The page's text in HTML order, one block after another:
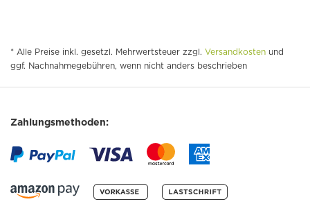
* Alle Preise inkl. gesetzl. Mehrwertsteuer zzgl. Versandkosten und
ggf. Nachnahmegebühren, wenn nicht anders beschrieben
Zahlungsmethoden: